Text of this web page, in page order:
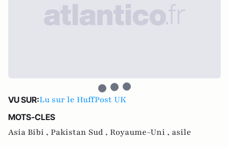
VU SUR:Lu sur le HuffPost UK
MOTS-CLES
Asia Bibi , Pakistan Sud , Royaume-Uni , asile